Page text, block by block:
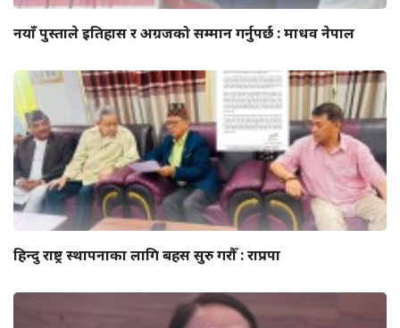
नयाँ पुस्ताले इतिहास र अग्रजको सम्मान गर्नुपर्छ : माधव नेपाल
हिन्दु राष्ट्र स्थापनाका लागि बहस सुरु गरौँ : राप्रपा